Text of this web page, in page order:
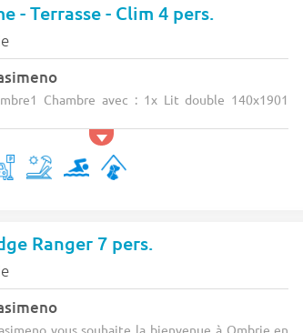
- Terrasse - Clim 4 pers.
Chambre avec : 1x Lit double 140x1901
Ranger 7 pers.
vous souhaite la bienvenue à Ombrie en